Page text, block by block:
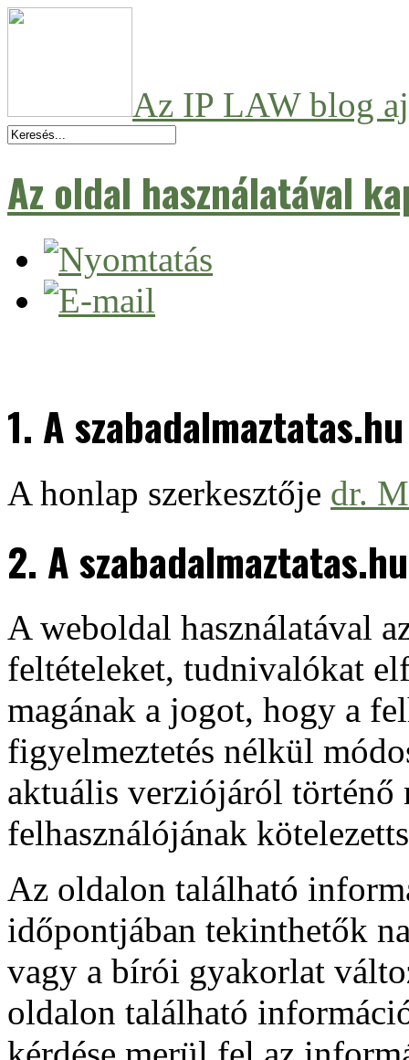
Az IP LAW blog
Az oldal használatával
1. A
A honlap szerkesztője dr.
2. A
A weboldal használatával
feltételeket, tudnivalókat
magának a jogot, hogy a
figyelmeztetés nélkül
aktuális verziójáról történő
felhasználójának
Az oldalon található
időpontjában tekinthetők
vagy a bírói gyakorlat
oldalon található